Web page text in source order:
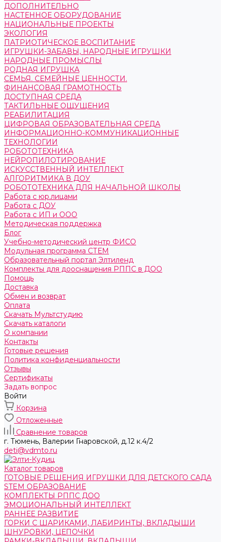
ДОПОЛНИТЕЛЬНО
НАСТЕННОЕ ОБОРУДОВАНИЕ
НАЦИОНАЛЬНЫЕ ПРОЕКТЫ
ЭКОЛОГИЯ
ПАТРИОТИЧЕСКОЕ ВОСПИТАНИЕ
ИГРУШКИ-ЗАБАВЫ, НАРОДНЫЕ ИГРУШКИ
НАРОДНЫЕ ПРОМЫСЛЫ
РОДНАЯ ИГРУШКА
СЕМЬЯ. СЕМЕЙНЫЕ ЦЕННОСТИ.
ФИНАНСОВАЯ ГРАМОТНОСТЬ
ДОСТУПНАЯ СРЕДА
ТАКТИЛЬНЫЕ ОЩУЩЕНИЯ
РЕАБИЛИТАЦИЯ
ЦИФРОВАЯ ОБРАЗОВАТЕЛЬНАЯ СРЕДА
ИНФОРМАЦИОННО-КОММУНИКАЦИОННЫЕ
ТЕХНОЛОГИИ
РОБОТОТЕХНИКА
НЕЙРОПИЛОТИРОВАНИЕ
ИСКУССТВЕННЫЙ ИНТЕЛЛЕКТ
АЛГОРИТМИКА В ДОУ
РОБОТОТЕХНИКА ДЛЯ НАЧАЛЬНОЙ ШКОЛЫ
Работа с юр.лицами
Работа с ДОУ
Работа с ИП и ООО
Методическая поддержка
Блог
Учебно-методический центр ФИСО
Модульная программа СТЕМ
Образовательный портал Элтиленд
Комплекты для дооснащения РППС в ДОО
Помощь
Доставка
Обмен и возврат
Оплата
Скачать Мультстудию
Скачать каталоги
О компании
Контакты
Готовые решения
Политика конфиденциальности
Отзывы
Сертификаты
Задать вопрос
Войти
Корзина
Отложенные
Сравнение товаров
г. Тюмень, ​Валерии Гнаровской, д.12 к.4/2
deti@vdmto.ru
Каталог товаров
ГОТОВЫЕ РЕШЕНИЯ ИГРУШКИ ДЛЯ ДЕТСКОГО САДА
STEM ОБРАЗОВАНИЕ
КОМПЛЕКТЫ РППС ДОО
ЭМОЦИОНАЛЬНЫЙ ИНТЕЛЛЕКТ
РАННЕЕ РАЗВИТИЕ
ГОРКИ С ШАРИКАМИ, ЛАБИРИНТЫ, ВКЛАДЫШИ
ШНУРОВКИ, ЦЕПОЧКИ